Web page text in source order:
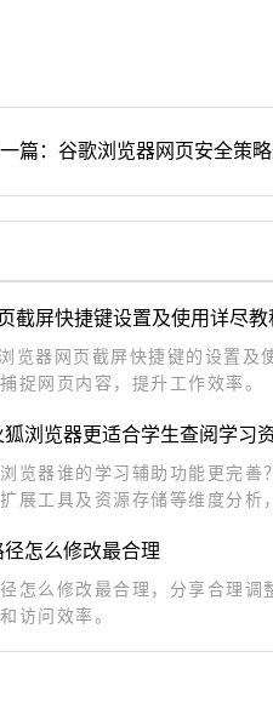
篇：谷歌浏览器网页安全策
截屏快捷键设置及使用详尽教
览器网页截屏快捷键的设置及
捉网页内容，提升工作效率。
浏览器更适合学生查阅学习
览器谁的学习辅助功能更完善
展工具及资源存储等维度分析
怎么修改最合理
怎么修改最合理，分享合理调
访问效率。